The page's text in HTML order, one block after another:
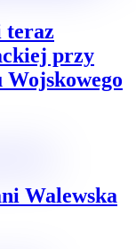
teraz
przy
Walewska